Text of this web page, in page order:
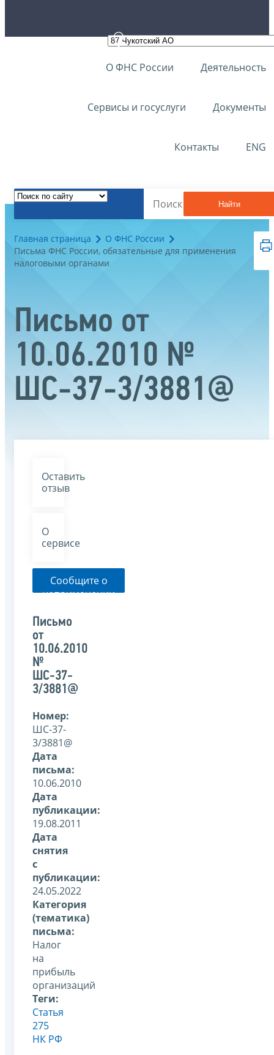
О ФНС России Деятельность
Сервисы и госуслуги Документы
Контакты ENG
Найти
Главная страница
О ФНС России
Письма ФНС России, обязательные для применения
налоговыми органами
Письмо от
10.06.2010 №
ШС-37-3/3881@
Оставить
отзыв
О
сервисе
Сообщите о
неприменении
органом
письма
Письмо
от
10.06.2010
№
ШС-37-
3/3881@
Номер:
ШС-37-
3/3881@
Дата
письма:
10.06.2010
Дата
публикации:
19.08.2011
Дата
снятия
с
публикации:
24.05.2022
Категория
(тематика)
письма:
Налог
на
прибыль
организаций
Теги:
Статья
275
НК РФ